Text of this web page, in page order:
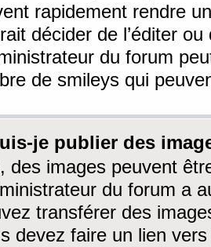
rapidement rendre
décider de l’éditer
du forum
de smileys qui
je publier des
des images peuvent
du forum a
transférer des
devez faire un lien